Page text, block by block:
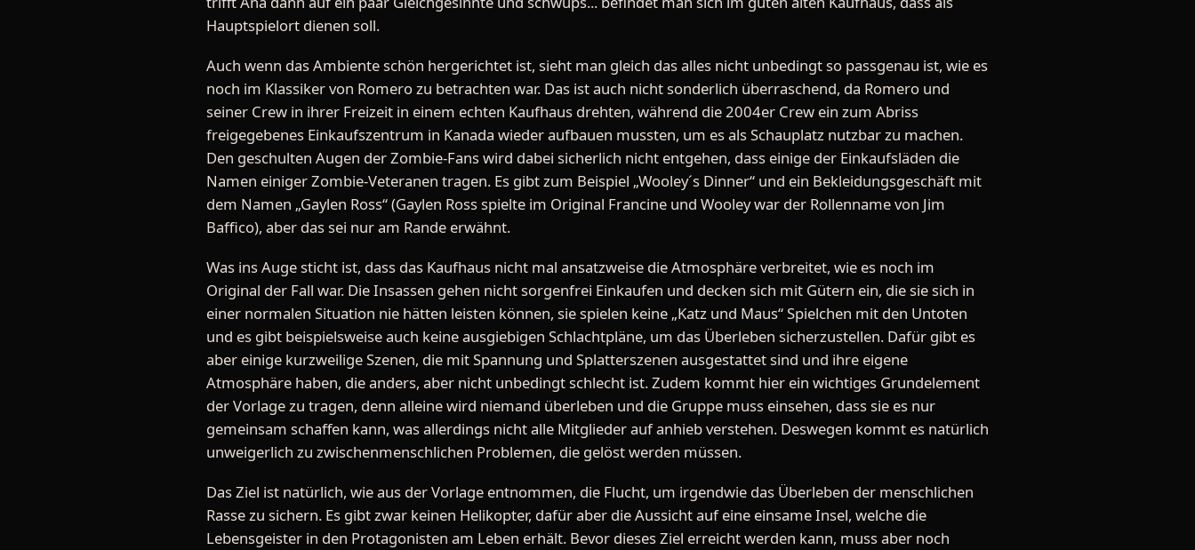
Hauptspielort dienen soll.
Auch wenn das Ambiente schön hergerichtet ist, sieht man gleich das alles nicht unbedingt so passgenau ist, wie es
noch im Klassiker von Romero zu betrachten war. Das ist auch nicht sonderlich überraschend, da Romero und
seiner Crew in ihrer Freizeit in einem echten Kaufhaus drehten, während die 2004er Crew ein zum Abriss
freigegebenes Einkaufszentrum in Kanada wieder aufbauen mussten, um es als Schauplatz nutzbar zu machen.
Den geschulten Augen der Zombie-Fans wird dabei sicherlich nicht entgehen, dass einige der Einkaufsläden die
Namen einiger Zombie-Veteranen tragen. Es gibt zum Beispiel „Wooley´s Dinner“ und ein Bekleidungsgeschäft mit
dem Namen „Gaylen Ross“ (Gaylen Ross spielte im Original Francine und Wooley war der Rollenname von Jim
Baffico), aber das sei nur am Rande erwähnt.
Was ins Auge sticht ist, dass das Kaufhaus nicht mal ansatzweise die Atmosphäre verbreitet, wie es noch im
Original der Fall war. Die Insassen gehen nicht sorgenfrei Einkaufen und decken sich mit Gütern ein, die sie sich in
einer normalen Situation nie hätten leisten können, sie spielen keine „Katz und Maus“ Spielchen mit den Untoten
und es gibt beispielsweise auch keine ausgiebigen Schlachtpläne, um das Überleben sicherzustellen. Dafür gibt es
aber einige kurzweilige Szenen, die mit Spannung und Splatterszenen ausgestattet sind und ihre eigene
Atmosphäre haben, die anders, aber nicht unbedingt schlecht ist. Zudem kommt hier ein wichtiges Grundelement
der Vorlage zu tragen, denn alleine wird niemand überleben und die Gruppe muss einsehen, dass sie es nur
gemeinsam schaffen kann, was allerdings nicht alle Mitglieder auf anhieb verstehen. Deswegen kommt es natürlich
unweigerlich zu zwischenmenschlichen Problemen, die gelöst werden müssen.
Das Ziel ist natürlich, wie aus der Vorlage entnommen, die Flucht, um irgendwie das Überleben der menschlichen
Rasse zu sichern. Es gibt zwar keinen Helikopter, dafür aber die Aussicht auf eine einsame Insel, welche die
Lebensgeister in den Protagonisten am Leben erhält. Bevor dieses Ziel erreicht werden kann, muss aber noch